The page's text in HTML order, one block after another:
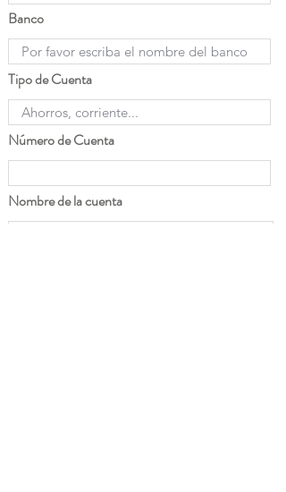
Banco
Tipo de Cuenta
Número de Cuenta
Nombre de la cuenta